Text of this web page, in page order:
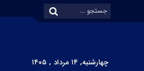
چهارشنبه, ۱۴ مرداد , ۱۴۰۵